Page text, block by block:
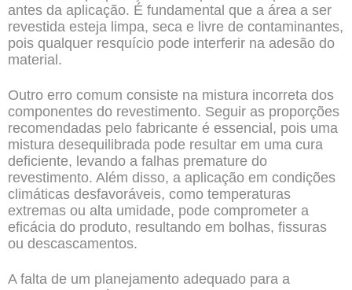
antes da aplicação. É fundamental que a área a ser
revestida esteja limpa, seca e livre de contaminantes,
pois qualquer resquício pode interferir na adesão do
material.
Outro erro comum consiste na mistura incorreta dos
componentes do revestimento. Seguir as proporções
recomendadas pelo fabricante é essencial, pois uma
mistura desequilibrada pode resultar em uma cura
deficiente, levando a falhas premature do
revestimento. Além disso, a aplicação em condições
climáticas desfavoráveis, como temperaturas
extremas ou alta umidade, pode comprometer a
eficácia do produto, resultando em bolhas, fissuras
ou descascamentos.
A falta de um planejamento adequado para a